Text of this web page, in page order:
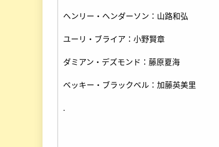
ヘンリー・ヘンダーソン：山路和弘
ユーリ・ブライア：小野賢章
ダミアン・デズモンド：藤原夏海
ベッキー・ブラックベル：加藤英美里
.